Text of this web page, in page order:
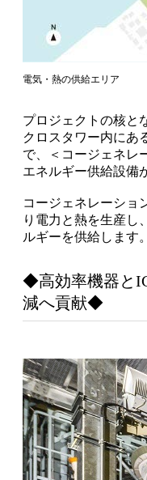
電気・熱の供給エリア
プロジェクトの核と
クロスタワー内にあ
で、＜コージェネレ
エネルギー供給設備
コージェネレーショ
り電力と熱を生産し
ルギーを供給します。
◆高効率機器と
減へ貢献◆